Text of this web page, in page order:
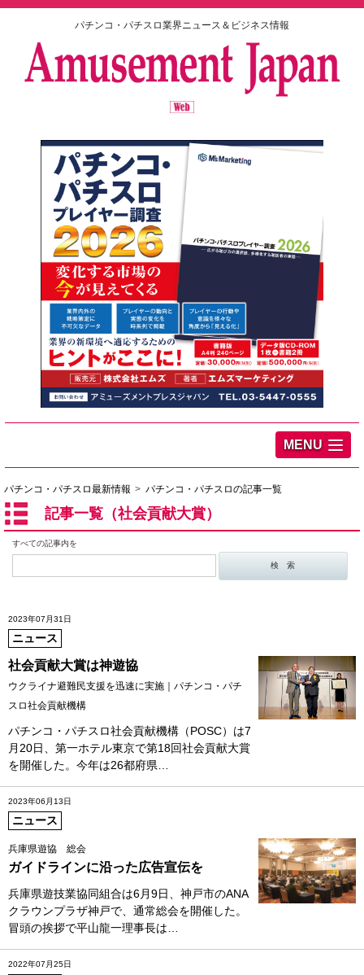
パチンコ・パチスロ業界ニュース＆ビジネス情報
MENU
パチンコ・パチスロ最新情報 パチンコ・パチスロの記事一覧
記事一覧（社会貢献大賞）
すべての記事内を
2023年07月31日
ニュース
社会貢献大賞は神遊協
ウクライナ避難民支援を迅速に実施｜パチンコ・パチ
スロ社会貢献機構
パチンコ・パチスロ社会貢献機構（POSC）は7
月20日、第一ホテル東京で第18回社会貢献大賞
を開催した。今年は26都府県…
2023年06月13日
ニュース
兵庫県遊協 総会
ガイドラインに沿った広告宣伝を
兵庫県遊技業協同組合は6月9日、神戸市のANA
クラウンプラザ神戸で、通常総会を開催した。
冒頭の挨拶で平山龍一理事長は…
2022年07月25日